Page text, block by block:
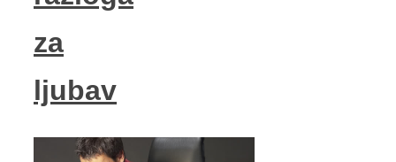
za
ljubav